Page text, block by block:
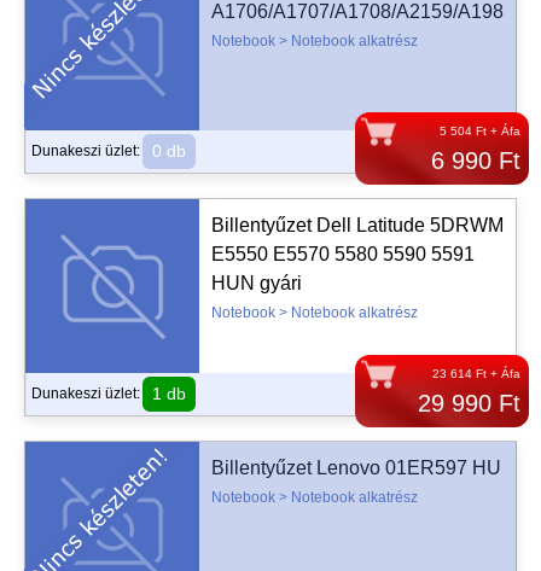
5 504 Ft + Áfa
6 990 Ft
A1706/A1707/A1708/A2159/A1989
Notebook > Notebook alkatrész
Dunakeszi üzlet: 0 db
23 614 Ft + Áfa
29 990 Ft
Billentyűzet Dell Latitude 5DRWM
E5550 E5570 5580 5590 5591
HUN gyári
Notebook > Notebook alkatrész
Dunakeszi üzlet: 1 db
Billentyűzet Lenovo 01ER597 HU
Notebook > Notebook alkatrész